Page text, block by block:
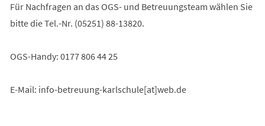
Für Nachfragen an das OGS- und Betreuungsteam wählen Sie
bitte die Tel.-Nr. (05251) 88-13820.
OGS-Handy: 0177 806 44 25
E-Mail: info-betreuung-karlschule[at]web.de